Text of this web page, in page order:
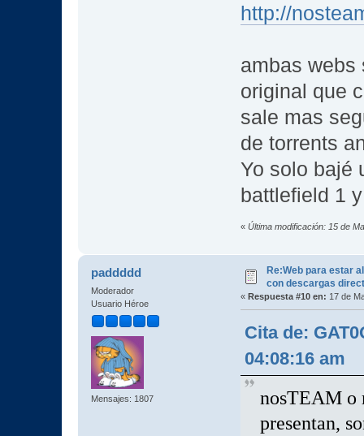
http://
ambas webs
original que
sale mas
de torrents
Yo solo bajé
battlefield 1
« Última modificación: 15 de
paddddd
Moderador
Usuario Héroe
Mensajes: 1807
Re:Web para estar
con descargas
« Respuesta #10 en: 17 de
Cita de:
04:08:16 am
nosTEAM o
presentan,